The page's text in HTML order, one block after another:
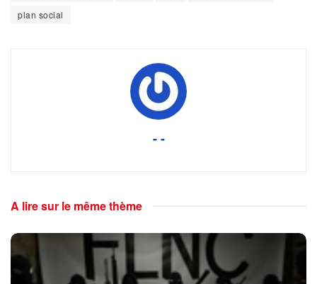
plan social
- -
A lire sur le même thème